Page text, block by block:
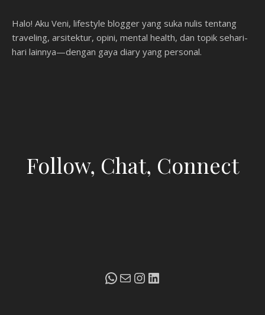
Halo! Aku Veni, lifestyle blogger yang suka nulis tentang
traveling, arsitektur, opini, mental health, dan topik sehari-
hari lainnya—dengan gaya diary yang personal.
Follow, Chat, Connect
WhatsApp
MailInstagram
LinkedIn